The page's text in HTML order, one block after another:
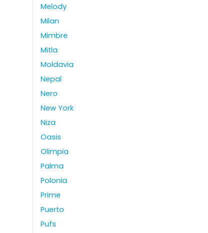
Melody
Milan
Mimbre
Mitla
Moldavia
Nepal
Nero
New York
Niza
Oasis
Olimpia
Palma
Polonia
Prime
Puerto
Pufs